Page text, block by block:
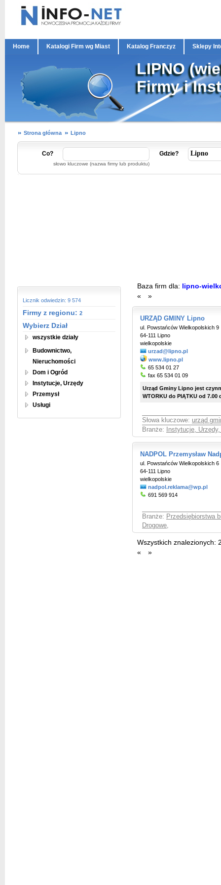
Home Katalogi Firm wg Miast Katalog Franczyz Sklepy
LIPNO
Firmy i
Strona główna Lipno
Co?
słowo kluczowe (nazwa firmy lub produktu)
Gdzie?
Licznik odwiedzin: 9 574
Firmy z regionu: 2
Wybierz Dział
wszystkie działy
Budownictwo,
Nieruchomości
Dom i Ogród
Instytucje, Urzędy
Przemysł
Usługi
Baza firm dla: lipno-
«
»
URZĄD GMINY Lipno
ul. Powstańców Wielkopolskich 9
64-111 Lipno
wielkopolskie
urzad@lipno.pl
www.lipno.pl
65 534 01 27
fax 65 534 01 09
Urząd Gminy Lipno jest
WTORKU do PIĄTKU od 7.00
Słowa kluczowe: urząd
Branże:
Instytucje,
NADPOL Przemysław
ul. Powstańców Wielkopolskich 6
64-111 Lipno
wielkopolskie
nadpol.reklama@wp.pl
691 569 914
Branże: Przedsiębiorstwa
Drogowe,
Wszystkich znalezionych:
«
»